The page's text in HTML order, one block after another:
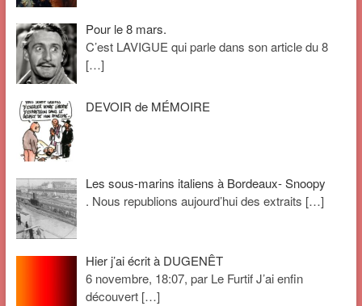
Pour le 8 mars.
C’est LAVIGUE qui parle dans son article du 8
[…]
DEVOIR de MÉMOIRE
Les sous-marins italiens à Bordeaux- Snoopy
. Nous republions aujourd’hui des extraits […]
Hier j’ai écrit à DUGENÊT
6 novembre, 18:07, par Le Furtif J’ai enfin
découvert […]